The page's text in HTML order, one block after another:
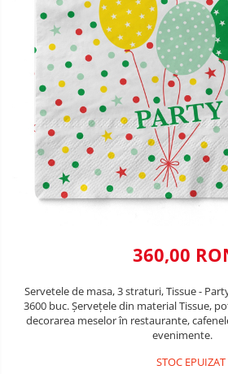
VALENTINE'S DAY /DRAGOBETE
1 & 8 MARTIE
PAŞTE / EASTER
TEMATICA CULINARA
IARNA-CRACIUN-REVELION
DECOR NEGRU
DECOR CREM
DECOR BEJ & MARO
DECOR ROZ
DECOR NUNTA & LOGODNA
DECOR BOTEZ
DECOR EVENIMENTE CORPORATE
TEMATICA MARINA
TEMATICA MEDITERANEANA
360,00
Servetele de masa, 3 straturi, Tissue -
3600 buc. Șervețele din material Tissue,
decorarea meselor în restaurante,
evenimente.
STOC EPUIZAT